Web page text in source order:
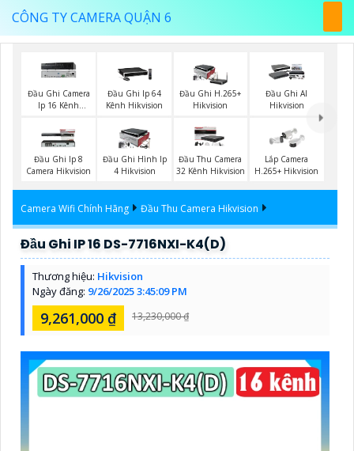
CÔNG TY CAMERA QUẬN 6
Đầu Ghi Camera
Ip 16 Kênh
Đầu Ghi Ip 64
Kênh Hikvision
Đầu Ghi H.265+
Hikvision
Đầu Ghi AI
Hikvision
Đầu Ghi Ip 8
Camera Hikvision
Đầu Ghi Hình Ip
4 Hikvision
Đầu Thu Camera
32 Kênh Hikvision
Lắp Camera
H.265+ Hikvision
Camera Wifi Chính Hãng Đầu Thu Camera Hikvision
Đầu Ghi IP 16 DS-7716NXI-K4(D)
Thương hiệu: Hikvision
Ngày đăng: 9/26/2025 3:45:09 PM
9,261,000 ₫ 13,230,000 ₫